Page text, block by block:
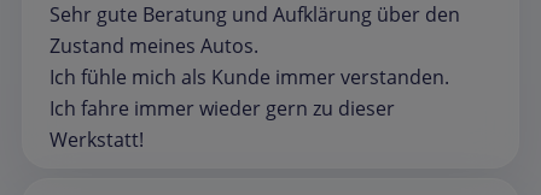
Sehr gute Beratung und Aufklärung über den
Zustand meines Autos.
Ich fühle mich als Kunde immer verstanden.
Ich fahre immer wieder gern zu dieser
Werkstatt!